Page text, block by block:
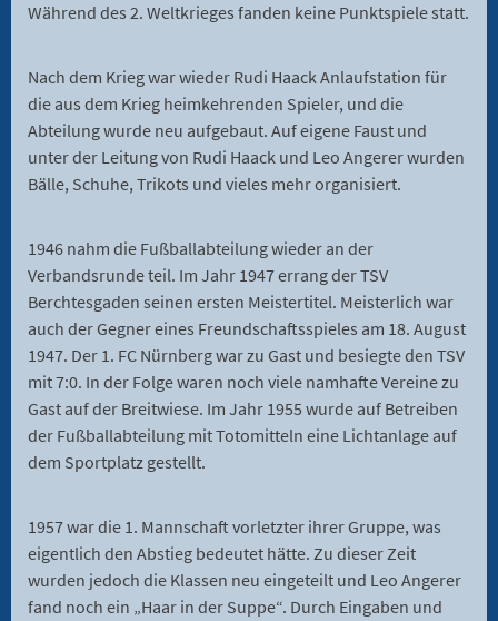
Während des 2. Weltkrieges fanden keine Punktspiele statt.
Nach dem Krieg war wieder Rudi Haack Anlaufstation für
die aus dem Krieg heimkehrenden Spieler, und die
Abteilung wurde neu aufgebaut. Auf eigene Faust und
unter der Leitung von Rudi Haack und Leo Angerer wurden
Bälle, Schuhe, Trikots und vieles mehr organisiert.
1946 nahm die Fußballabteilung wieder an der
Verbandsrunde teil. Im Jahr 1947 errang der TSV
Berchtesgaden seinen ersten Meistertitel. Meisterlich war
auch der Gegner eines Freundschaftsspieles am 18. August
1947. Der 1. FC Nürnberg war zu Gast und besiegte den TSV
mit 7:0. In der Folge waren noch viele namhafte Vereine zu
Gast auf der Breitwiese. Im Jahr 1955 wurde auf Betreiben
der Fußballabteilung mit Totomitteln eine Lichtanlage auf
dem Sportplatz gestellt.
1957 war die 1. Mannschaft vorletzter ihrer Gruppe, was
eigentlich den Abstieg bedeutet hätte. Zu dieser Zeit
wurden jedoch die Klassen neu eingeteilt und Leo Angerer
fand noch ein „Haar in der Suppe“. Durch Eingaben und